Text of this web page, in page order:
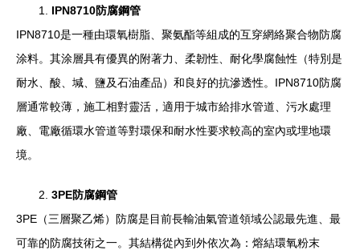
1. IPN8710防腐鋼管
IPN8710是一種由環氧樹脂、聚氨酯等組成的互穿網絡聚合物防腐
涂料。其涂層具有優異的附著力、柔韌性、耐化學腐蝕性（特別是
耐水、酸、堿、鹽及石油產品）和良好的抗滲透性。IPN8710防腐
層通常較薄，施工相對靈活，適用于城市給排水管道、污水處理
廠、電廠循環水管道等對環保和耐水性要求較高的室內或埋地環
境。
2. 3PE防腐鋼管
3PE（三層聚乙烯）防腐是目前長輸油氣管道領域公認最先進、最
可靠的防腐技術之一。其結構從內到外依次為：熔結環氧粉末